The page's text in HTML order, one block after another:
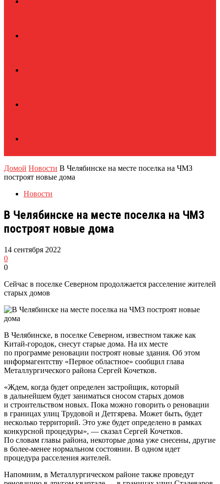
Домой Новости В Челябинске на месте поселка на ЧМЗ
построят новые дома
Новости
В Челябинске на месте поселка на ЧМЗ
построят новые дома
14 сентября 2022
0
0
Сейчас в поселке Северном продолжается расселение жителей
старых домов
В Челябинске, в поселке Северном, известном также как
Китай-городок, снесут старые дома. На их месте
по программе реновации построят новые здания. Об этом
информагентству «Первое областное» сообщил глава
Металлургического района Сергей Кочетков.
«Ждем, когда будет определен застройщик, который
в дальнейшем будет заниматься сносом старых домов
и строительством новых. Пока можно говорить о реновации
в границах улиц Трудовой и Детгярева. Может быть, будет
несколько территорий. Это уже будет определено в рамках
конкурсной процедуры», — сказал Сергей Кочетков.
По словам главы района, некоторые дома уже снесены, другие
в более-менее нормальном состоянии. В одном идет
процедура расселения жителей.
Напомним, в Металлургическом районе также проведут